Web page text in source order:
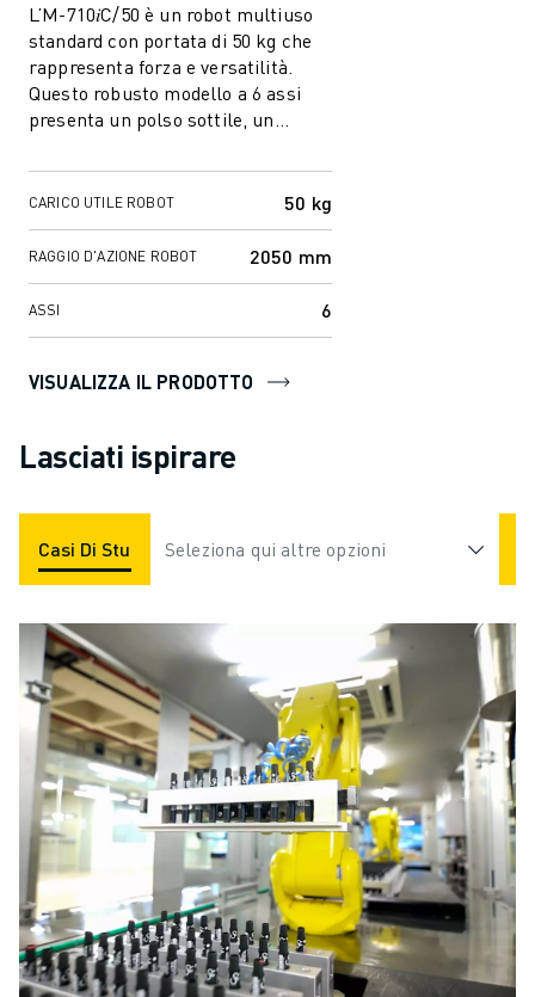
L’M-710𝑖C/50 è un robot multiuso
standard con portata di 50 kg che
rappresenta forza e versatilità.
Questo robusto modello a 6 assi
presenta un polso sottile, un
compatto...
CARICO UTILE ROBOT 50 kg
RAGGIO D'AZIONE ROBOT 2050 mm
ASSI 6
VISUALIZZA IL PRODOTTO
Lasciati ispirare
Casi Di Studio Applicazioni Industrie
Seleziona qui altre opzioni